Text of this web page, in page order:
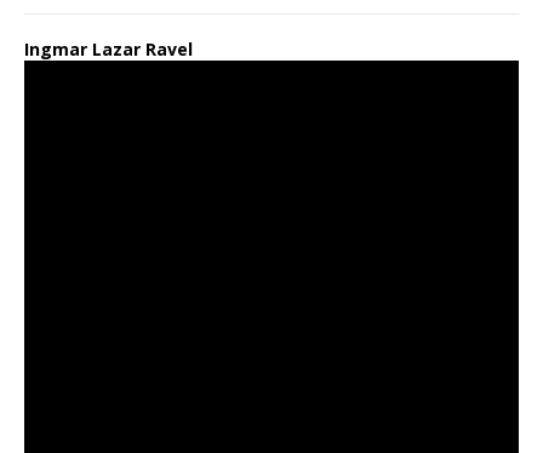
Ingmar Lazar Ravel